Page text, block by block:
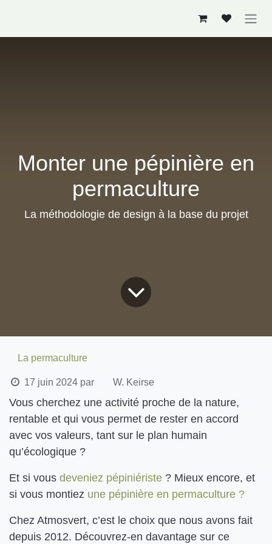
Monter une pépinière en
permaculture
La méthodologie de design à la base du projet
La permaculture
17 juin 2024 par W. Keirse
Vous cherchez une activité proche de la nature,
rentable et qui vous permet de rester en accord avec
vos valeurs, tant sur le plan humain qu’écologique ?
Et si vous deveniez pépiniériste
vous montiezune pépinière en permaculture ?
Chez Atmosvert, c’est le choix que nous avons fait
depuis 2012. Découvrez-en davantage sur ce
qu'implique la permaculture appliquée à ce type